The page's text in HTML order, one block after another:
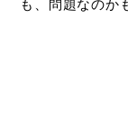
も、問題なのか